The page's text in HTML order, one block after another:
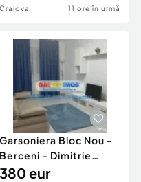
Craiova 11 ore în urmă
Garsoniera Bloc Nou -
Berceni - Dimitrie
Leonida
380 eur